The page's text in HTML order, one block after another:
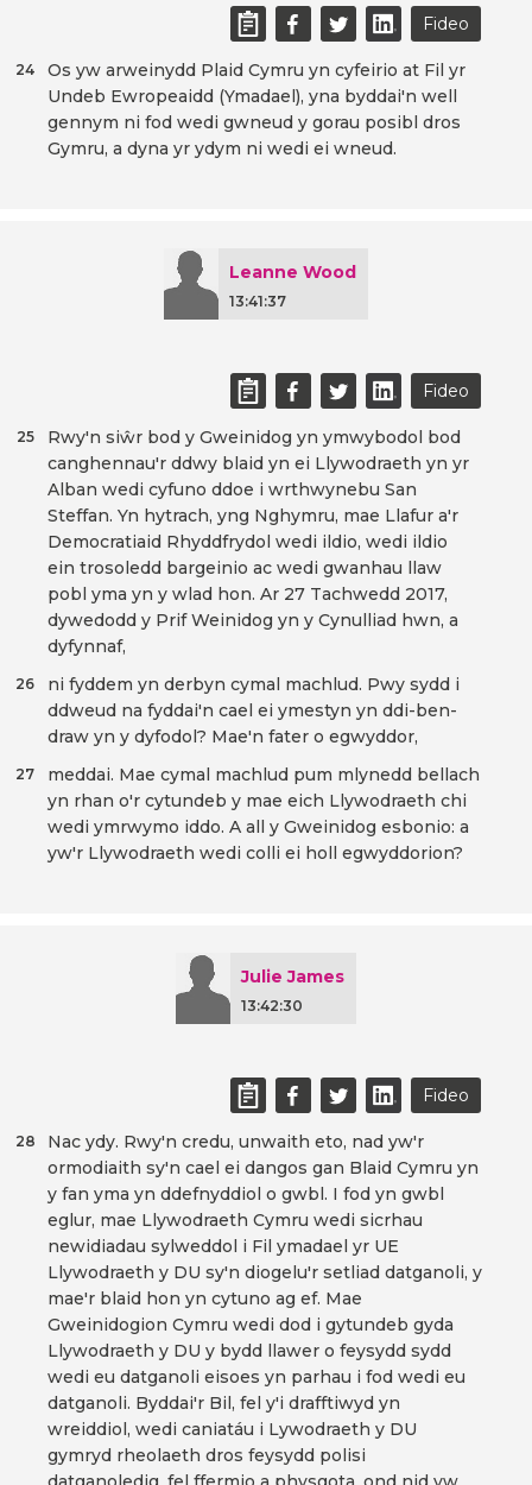
Fideo
Os yw arweinydd Plaid Cymru yn cyfeirio at Fil yr
Undeb Ewropeaidd (Ymadael), yna byddai'n well
gennym ni fod wedi gwneud y gorau posibl dros
Gymru, a dyna yr ydym ni wedi ei wneud.
24
Leanne Wood
13:41:37
Fideo
Rwy'n siŵr bod y Gweinidog yn ymwybodol bod
canghennau'r ddwy blaid yn ei Llywodraeth yn yr
Alban wedi cyfuno ddoe i wrthwynebu San
Steffan. Yn hytrach, yng Nghymru, mae Llafur a'r
Democratiaid Rhyddfrydol wedi ildio, wedi ildio
ein trosoledd bargeinio ac wedi gwanhau llaw
pobl yma yn y wlad hon. Ar 27 Tachwedd 2017,
dywedodd y Prif Weinidog yn y Cynulliad hwn, a
dyfynnaf,
25
ni fyddem yn derbyn cymal machlud. Pwy sydd i
ddweud na fyddai'n cael ei ymestyn yn ddi-ben-
draw yn y dyfodol? Mae'n fater o egwyddor,
26
meddai. Mae cymal machlud pum mlynedd bellach
yn rhan o'r cytundeb y mae eich Llywodraeth chi
wedi ymrwymo iddo. A all y Gweinidog esbonio: a
yw'r Llywodraeth wedi colli ei holl egwyddorion?
27
Julie James
13:42:30
Fideo
Nac ydy. Rwy'n credu, unwaith eto, nad yw'r
ormodiaith sy'n cael ei dangos gan Blaid Cymru yn
y fan yma yn ddefnyddiol o gwbl. I fod yn gwbl
eglur, mae Llywodraeth Cymru wedi sicrhau
newidiadau sylweddol i Fil ymadael yr UE
Llywodraeth y DU sy'n diogelu'r setliad datganoli, y
mae'r blaid hon yn cytuno ag ef. Mae
Gweinidogion Cymru wedi dod i gytundeb gyda
Llywodraeth y DU y bydd llawer o feysydd sydd
wedi eu datganoli eisoes yn parhau i fod wedi eu
datganoli. Byddai'r Bil, fel y'i drafftiwyd yn
wreiddiol, wedi caniatáu i Lywodraeth y DU
gymryd rheolaeth dros feysydd polisi
28